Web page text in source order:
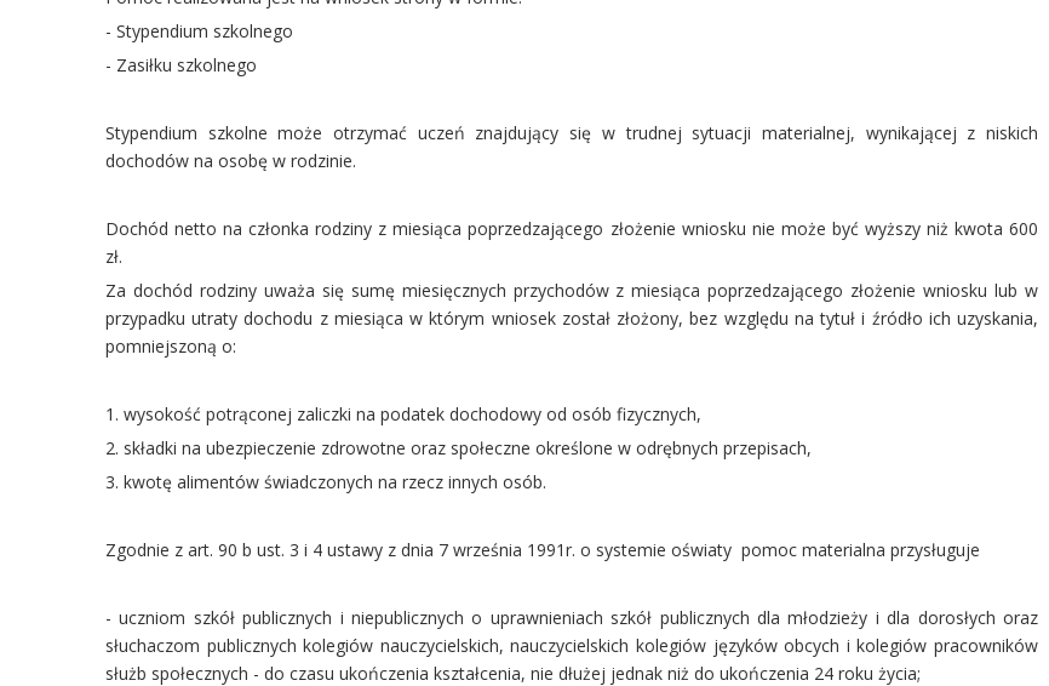
- Stypendium szkolnego
- Zasiłku szkolnego
Stypendium szkolne może otrzymać uczeń znajdujący się w trudnej sytuacji materialnej, wynikającej z niskich
dochodów na osobę w rodzinie.
Dochód netto na członka rodziny z miesiąca poprzedzającego złożenie wniosku nie może być wyższy niż kwota 600
zł.
Za dochód rodziny uważa się sumę miesięcznych przychodów z miesiąca poprzedzającego złożenie wniosku lub w
przypadku utraty dochodu z miesiąca w którym wniosek został złożony, bez względu na tytuł i źródło ich uzyskania,
pomniejszoną o:
1. wysokość potrąconej zaliczki na podatek dochodowy od osób fizycznych,
2. składki na ubezpieczenie zdrowotne oraz społeczne określone w odrębnych przepisach,
3. kwotę alimentów świadczonych na rzecz innych osób.
Zgodnie z art. 90 b ust. 3 i 4 ustawy z dnia 7 września 1991r. o systemie oświaty pomoc materialna przysługuje
- uczniom szkół publicznych i niepublicznych o uprawnieniach szkół publicznych dla młodzieży i dla dorosłych oraz
słuchaczom publicznych kolegiów nauczycielskich, nauczycielskich kolegiów języków obcych i kolegiów pracowników
służb społecznych - do czasu ukończenia kształcenia, nie dłużej jednak niż do ukończenia 24 roku życia;